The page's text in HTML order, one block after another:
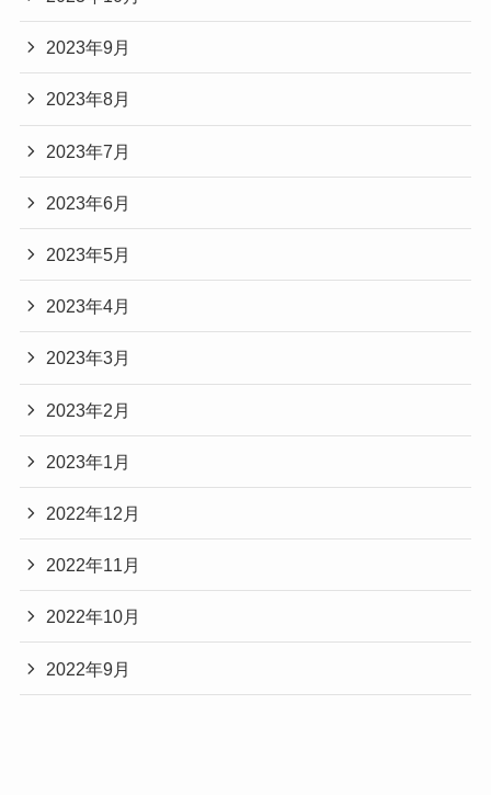
2023年9月
2023年8月
2023年7月
2023年6月
2023年5月
2023年4月
2023年3月
2023年2月
2023年1月
2022年12月
2022年11月
2022年10月
2022年9月